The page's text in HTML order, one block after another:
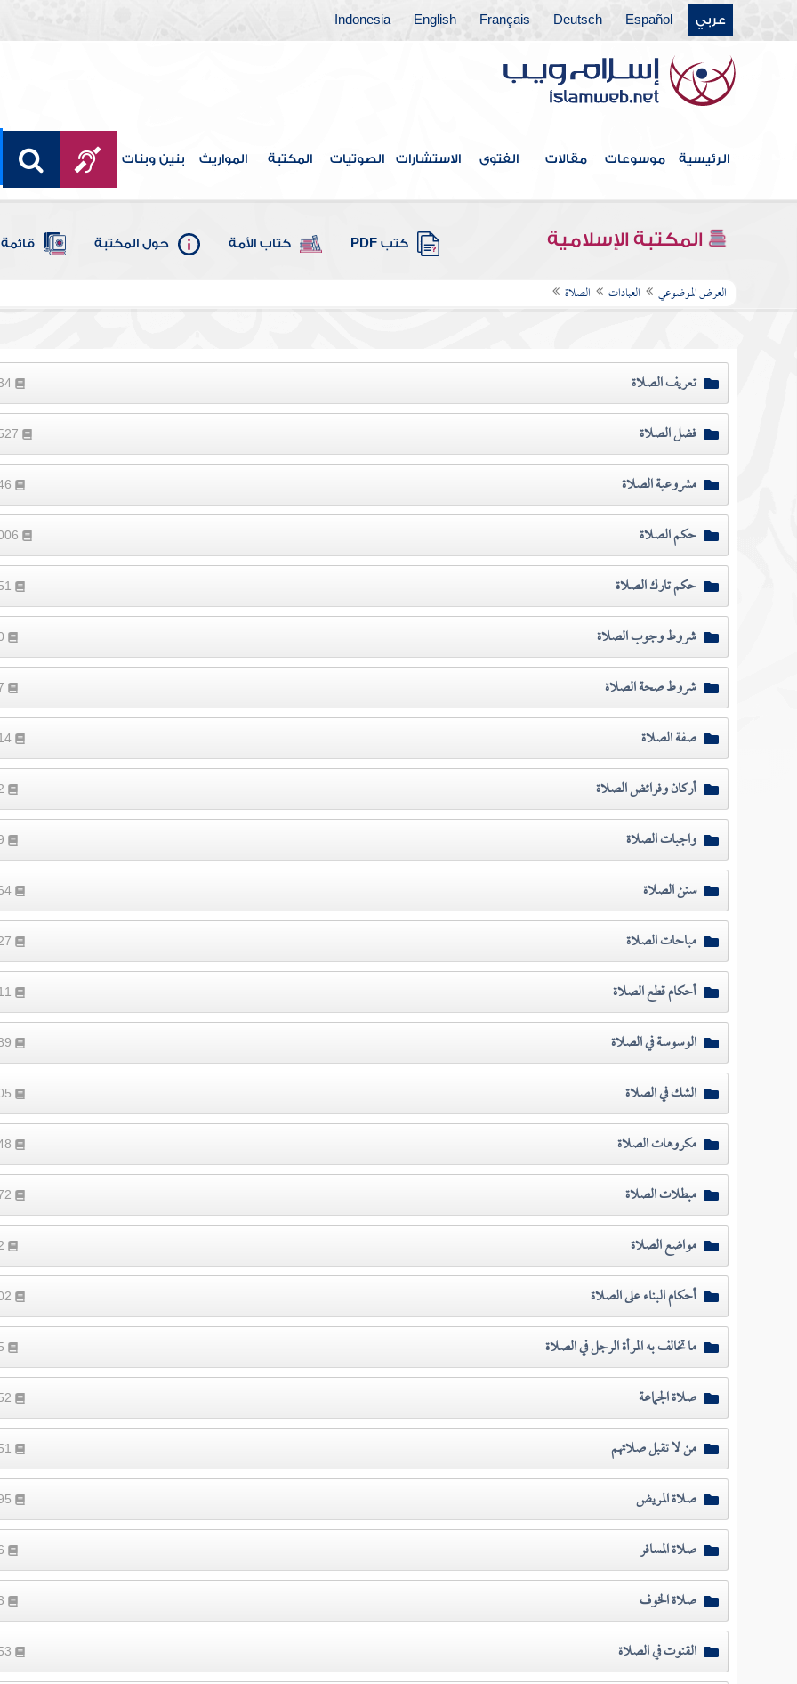
عربي Español
Deutsch
Français
English
Indonesia
الرئيسية موسوعات مقالات الفتوى الاستشارات الصوتيات المكتبة المواريث بنين وبنات
المكتبة الإسلامية كتب PDF كتاب الأمة حول المكتبة
العرض الموضوعي العبادات الصلاة
تعريف الصلاة 134
فضل الصلاة
مشروعية الصلاة
حكم الصلاة
حكم تارك الصلاة
شروط وجوب الصلاة
شروط صحة الصلاة
صفة الصلاة 114
أركان وفرائض الصلاة
واجبات الصلاة
سنن الصلاة 364
مباحات الصلاة
أحكام قطع الصلاة
الوسوسة في الصلاة
الشك في الصلاة
مكروهات الصلاة
مبطلات الصلاة
مواضع الصلاة
أحكام البناء على الصلاة
ما تخالف به المرأة الرجل في الصلاة
صلاة الجماعة
من لا تقبل صلاتهم
صلاة المريض
صلاة المسافر
صلاة الخوف
القنوت في الصلاة